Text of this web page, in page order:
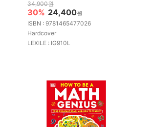
34,900원
30% 24,400원
ISBN : 9781465477026
Hardcover
LEXILE : IG910L